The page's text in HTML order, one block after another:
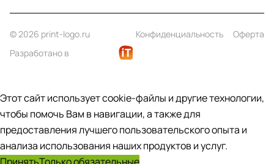
© 2026 print-logo.ru Конфиденциальность
Оферта
Разработано в
Этот сайт использует cookie-файлы и другие технологии,
чтобы помочь Вам в навигации, а также для
предоставления лучшего пользовательского опыта и
анализа использования наших продуктов и услуг.